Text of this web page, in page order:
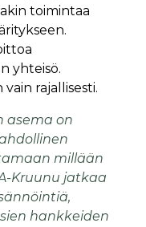
toimintaa
yhteisö.
rajallisesti.
asema on
millään
Kruunu jatkaa
hankkeiden